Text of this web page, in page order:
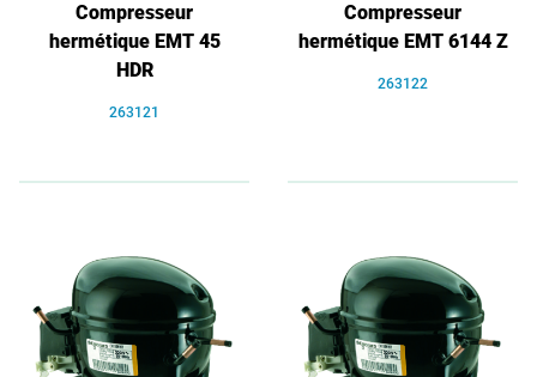
Compresseur
hermétique EMT 45
HDR
263121
Compresseur
hermétique EMT 6144 Z
263122